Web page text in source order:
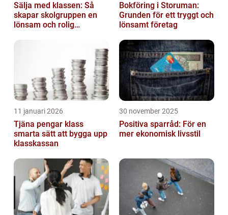
Sälja med klassen: Så
skapar skolgruppen en
lönsam och rolig
Bokföring i Storuman:
Grunden för ett tryggt och
lönsamt företag
11 januari 2026
Tjäna pengar klass
smarta sätt att bygga upp
klasskassan
30 november 2025
Positiva sparråd: För en
mer ekonomisk livsstil